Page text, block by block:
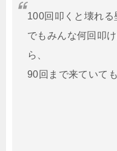
100回叩くと壊れる
でもみんな何回叩
ら、
90回まで来ていて